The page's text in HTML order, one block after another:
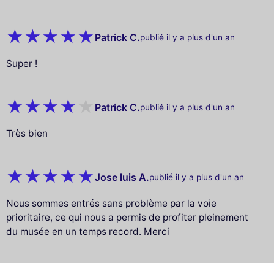
Patrick C.publié il y a plus d'un an
Super !
Patrick C.publié il y a plus d'un an
Très bien
Jose luis A.publié il y a plus d'un an
Nous sommes entrés sans problème par la voie
prioritaire, ce qui nous a permis de profiter pleinement
du musée en un temps record. Merci